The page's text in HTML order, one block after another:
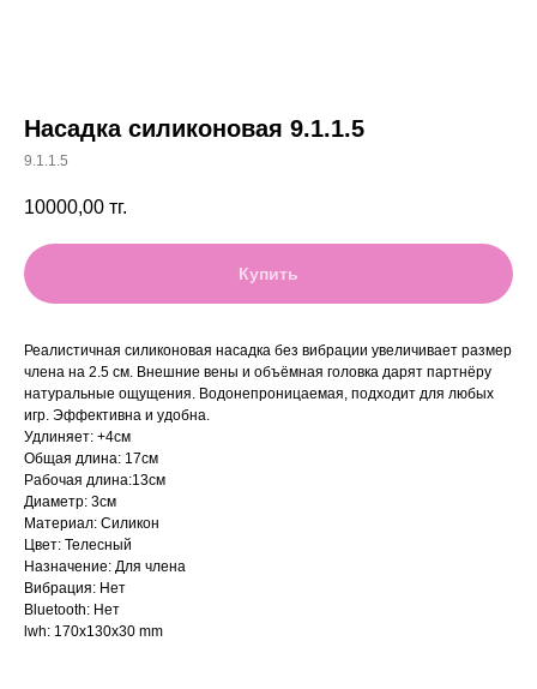
Насадка силиконовая 9.1.1.5
9.1.1.5
10000,00 тг.
Купить
Реалистичная силиконовая насадка без вибрации увеличивает размер
члена на 2.5 см. Внешние вены и объёмная головка дарят партнёру
натуральные ощущения. Водонепроницаемая, подходит для любых
игр. Эффективна и удобна.
Удлиняет: +4см
Общая длина: 17см
Рабочая длина:13см
Диаметр: 3см
Материал: Силикон
Цвет: Телесный
Назначение: Для члена
Вибрация: Нет
Bluetooth: Нет
lwh: 170x130x30 mm